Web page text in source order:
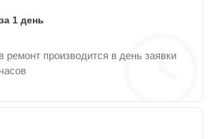
1 день
ремонт производится в день заявки